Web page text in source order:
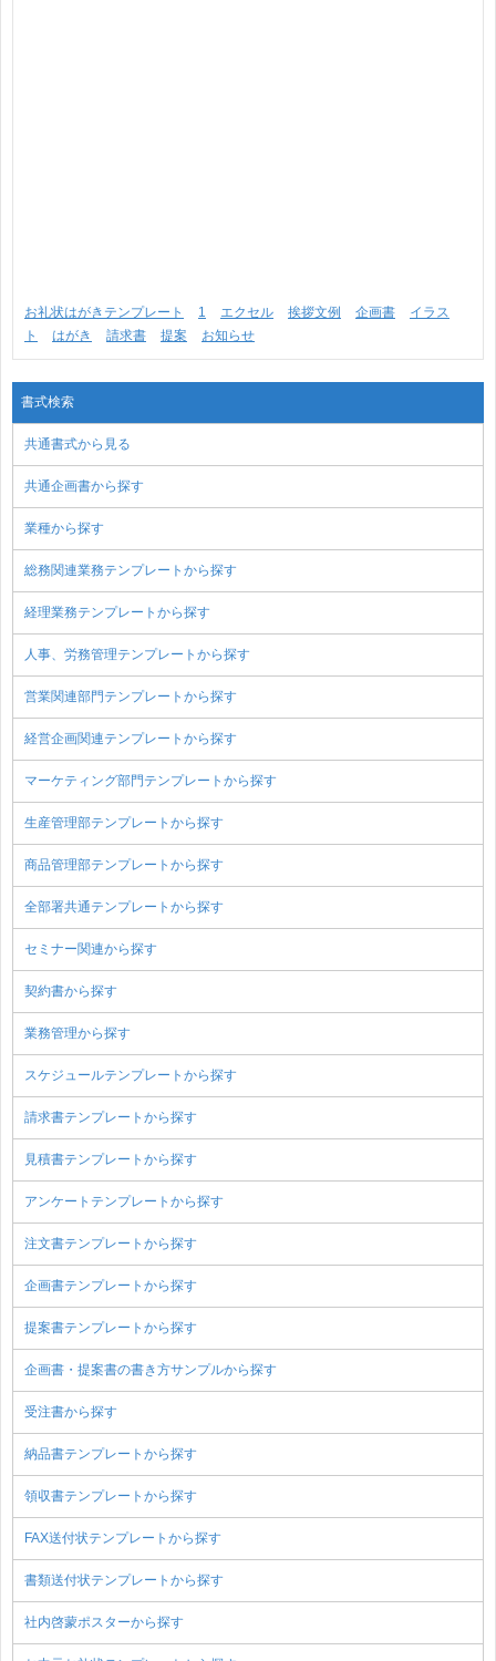
お礼状はがきテンプレート 1 エクセル 挨拶文例 企画書
イラス
ト
はがき 請求書 提案 お知らせ
書式検索
共通書式から見る
共通企画書から探す
業種から探す
総務関連業務テンプレートから探す
経理業務テンプレートから探す
人事、労務管理テンプレートから探す
営業関連部門テンプレートから探す
経営企画関連テンプレートから探す
マーケティング部門テンプレートから探す
生産管理部テンプレートから探す
商品管理部テンプレートから探す
全部署共通テンプレートから探す
セミナー関連から探す
契約書から探す
業務管理から探す
スケジュールテンプレートから探す
請求書テンプレートから探す
見積書テンプレートから探す
アンケートテンプレートから探す
注文書テンプレートから探す
企画書テンプレートから探す
提案書テンプレートから探す
企画書・提案書の書き方サンプルから探す
受注書から探す
納品書テンプレートから探す
領収書テンプレートから探す
FAX送付状テンプレートから探す
書類送付状テンプレートから探す
社内啓蒙ポスターから探す